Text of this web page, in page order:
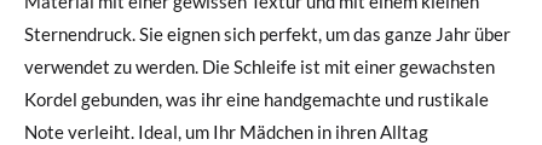
Sternendruck. Sie eignen sich perfekt, um das ganze Jahr über
verwendet zu werden. Die Schleife ist mit einer gewachsten
Kordel gebunden, was ihr eine handgemachte und rustikale
Note verleiht. Ideal, um Ihr Mädchen in ihren Alltag